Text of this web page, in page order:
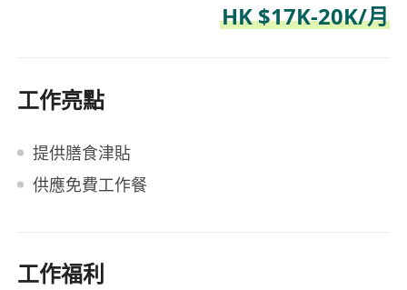
HK $17K-20K/月
工作亮點
提供膳食津貼
供應免費工作餐
工作福利